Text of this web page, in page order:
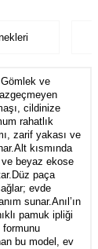
ve
cildinize
rahatlık
zarif yakası ve
kısmında
ve beyaz ekose
paça
evde
sunar.Anıl’ın
pamuk ipliği
formunu
bu model, ev